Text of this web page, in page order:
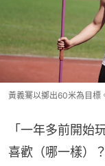
黃義騫以擲出60米為目標
「一年多前開始
喜歡（哪一樣）